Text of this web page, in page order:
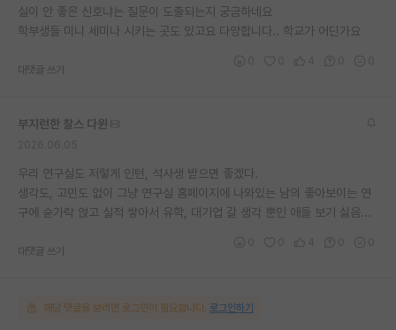
실이 안 좋은 신호냐는 질문이 도출되는지 궁금하네요
학부생들 미니 세미나 시키는 곳도 있고요 다양합니다.. 학교가 어딘가요
대댓글 쓰기
부지런한 찰스 다윈
우리 연구실도 저렇게 인턴, 석사생 받으면 좋겠다.
생각도, 고민도 없이 그냥 연구실 홈페이지에 나와있는 남의 좋아보이는 연
구에 숟가락 얹고 실적 쌓아서 유학, 대기업 갈 생각 뿐인 애들 보기 싫음...
대댓글 쓰기
해당 댓글을 보려면 로그인이 필요합니다. 로그인하기